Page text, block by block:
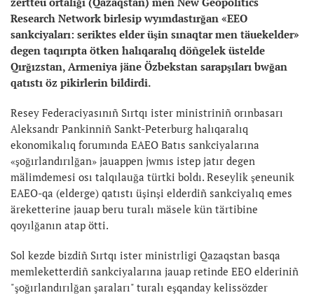
Research Network birlesip wyımdastırğan «EEO
sankciyaları: seriktes elder üşin sınaqtar men täuekelder»
degen taqırıpta ötken halıqaralıq döñgelek üstelde
Qırğızstan, Armeniya jäne Özbekstan sarapşıları bwğan
qatıstı öz pikirlerin bildirdi.
Resey Federaciyasınıñ Sırtqı ister ministriniñ orınbasarı
Aleksandr Pankinniñ Sankt-Peterburg halıqaralıq
ekonomikalıq forumında EAEO Batıs sankciyalarına
«şoğırlandırılğan» jauappen jwmıs istep jatır degen
mälimdemesi osı talqılauğa türtki boldı. Reseylik şeneunik
EAEO-qa (elderge) qatıstı üşinşi elderdiñ sankciyalıq emes
äreketterine jauap beru turalı mäsele kün tärtibine
qoyılğanın atap ötti.
Sol kezde bizdiñ Sırtqı ister ministrligi Qazaqstan basqa
memleketterdiñ sankciyalarına jauap retinde EEO elderiniñ
"şoğırlandırılğan şaraları" turalı eşqanday kelissözder